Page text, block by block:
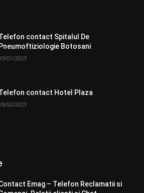
contact Spitalul De
Botosani
01/2023
contact Hotel Plaza
02/2023
Emag – Telefon Reclamatii si